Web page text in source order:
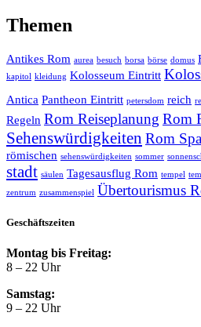
Themen
Antikes Rom aurea besuch borsa börse domus
kapitol kleidung Kolosseum Eintritt
Antica Pantheon Eintritt petersdom reich
Regeln Rom Reiseplanung Rom
Sehenswürdigkeiten Rom
römischen sehenswürdigkeiten sommer
stadt säulen Tagesausflug Rom tempel
zentrum zusammenspiel Übertourismus
Geschäftszeiten
Montag bis Freitag:
8 – 22 Uhr
Samstag:
9 – 22 Uhr